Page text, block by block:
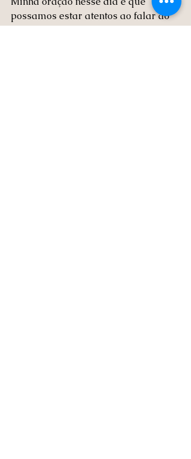
possamos estar atentos ao falar do